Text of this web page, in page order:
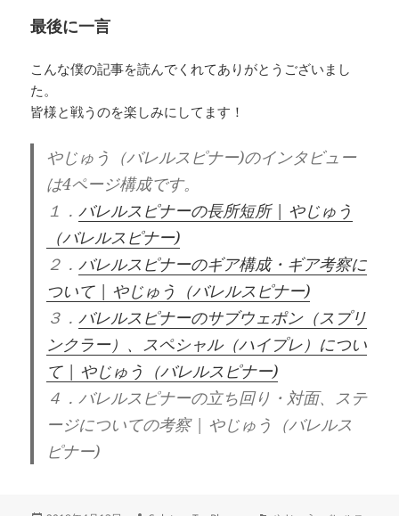
最後に一言
こんな僕の記事を読んでくれてありがとうございまし
た。
皆様と戦うのを楽しみにしてます！
やじゅう（バレルスピナー)のインタビュー
は4ページ構成です。
１．バレルスピナーの長所短所 | やじゅう
（バレルスピナー)
２．バレルスピナーのギア構成・ギア考察に
ついて | やじゅう（バレルスピナー)
３．バレルスピナーのサブウェポン（スプリ
ンクラー）、スペシャル（ハイプレ）につい
て | やじゅう（バレルスピナー)
４．バレルスピナーの立ち回り・対面、ステ
ージについての考察 | やじゅう（バレルス
ピナー)